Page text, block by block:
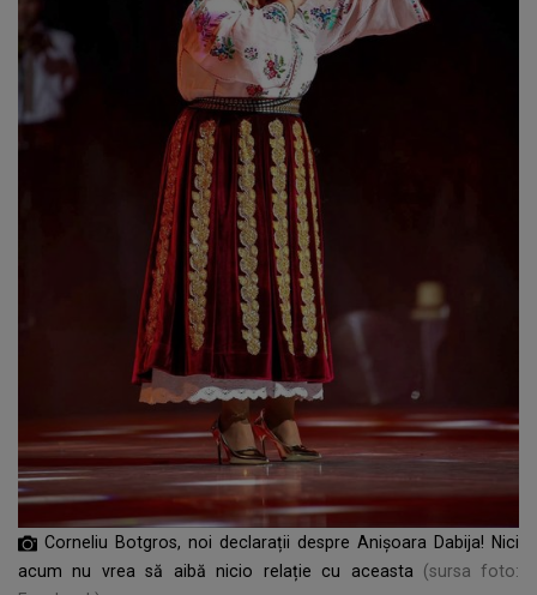
Corneliu Botgros, noi declarații despre Anișoara Dabija! Nici
acum nu vrea să aibă nicio relație cu aceasta (sursa foto: